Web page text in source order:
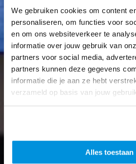
We gebruiken cookies om content
personaliseren, om functies voor
en om ons websiteverkeer te
informatie over jouw gebruik van
partners voor social media,
partners kunnen deze gegevens
informatie die je aan ze hebt
verzameld op basis van jouw
Alles toestaan